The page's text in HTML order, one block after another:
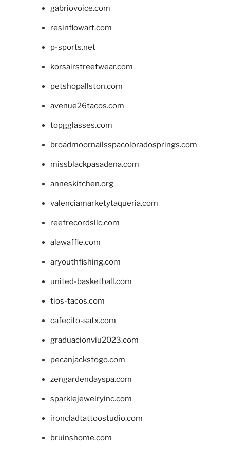
gabriovoice.com
resinflowart.com
p-sports.net
korsairstreetwear.com
petshopallston.com
avenue26tacos.com
topgglasses.com
broadmoornailsspacoloradosprings.com
missblackpasadena.com
anneskitchen.org
valenciamarketytaqueria.com
reefrecordsllc.com
alawaffle.com
aryouthfishing.com
united-basketball.com
tios-tacos.com
cafecito-satx.com
graduacionviu2023.com
pecanjackstogo.com
zengardendayspa.com
sparklejewelryinc.com
ironcladtattoostudio.com
bruinshome.com